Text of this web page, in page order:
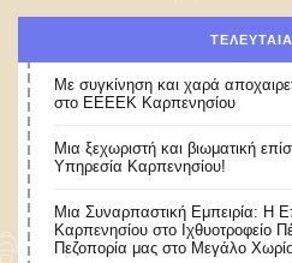
Με συγκίνηση και χαρά
στο ΕΕΕΕΚ Καρπενησίου
Μια ξεχωριστή και βιωματική
Υπηρεσία Καρπενησίου!
Μια Συναρπαστική Εμπειρία: Η
Καρπενησίου στο Ιχθυοτροφείο
Πεζοπορία μας στο Μεγάλο